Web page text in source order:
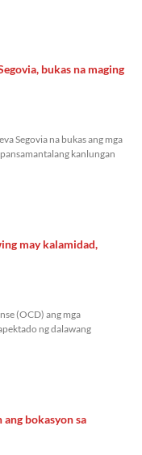
bukas na maging
Segovia na bukas ang mga
kanlungan
may kalamidad,
(OCD) ang mga
ng dalawang
ang bokasyon sa